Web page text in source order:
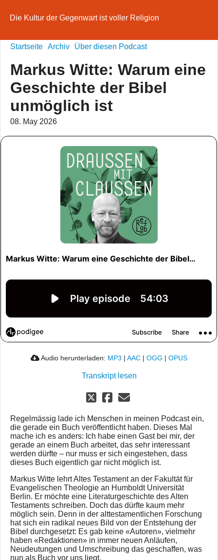
Die Kultur der Gegenwart ist voller Religion
Startseite Archiv Über diesen Podcast
Markus Witte: Warum eine
Geschichte der Bibel
unmöglich ist
08. May 2026
Audio herunterladen: MP3 | AAC | OGG | OPUS
Transkript lesen
Regelmässig lade ich Menschen in meinen Podcast ein,
die gerade ein Buch veröffentlicht haben. Dieses Mal
mache ich es anders: Ich habe einen Gast bei mir, der
gerade an einem Buch arbeitet, das sehr interessant
werden dürfte – nur muss er sich eingestehen, dass
dieses Buch eigentlich gar nicht möglich ist.
Markus Witte lehrt Altes Testament an der Fakultät für
Evangelischen Theologie an Humboldt Universität
Berlin. Er möchte eine Literaturgeschichte des Alten
Testaments schreiben. Doch das dürfte kaum mehr
möglich sein. Denn in der alttestamentlichen Forschung
hat sich ein radikal neues Bild von der Entstehung der
Bibel durchgesetzt: Es gab keine «Autoren», vielmehr
haben «Redaktionen» in immer neuen Anläufen,
Neudeutungen und Umschreibung das geschaffen, was
nun als Buch vor uns liegt.